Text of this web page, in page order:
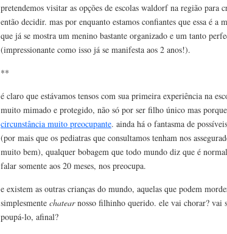
pretendemos visitar as opções de escolas waldorf na região para
então decidir. mas por enquanto estamos confiantes que essa é a
que já se mostra um menino bastante organizado e um tanto
(impressionante como isso já se manifesta aos 2 anos!).
**
é claro que estávamos tensos com sua primeira experiência na
muito mimado e protegido, não só por ser filho único mas
circunstância muito preocupante. ainda há o fantasma de
(por mais que os pediatras que consultamos tenham nos
muito bem), qualquer bobagem que todo mundo diz que é
falar somente aos 20 meses, nos preocupa.
e existem as outras crianças do mundo, aquelas que podem
simplesmente chatearnosso filhinho querido. ele vai chorar? vai
poupá-lo, afinal?